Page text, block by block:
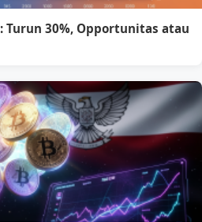
30%, Opportunitas atau